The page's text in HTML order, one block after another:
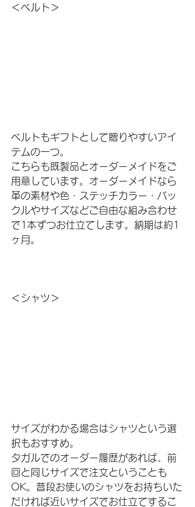
＜ベルト＞
ベルトもギフトとして贈りやすいアイ
テムの一つ。
こちらも既製品とオーダーメイドをご
用意しています。オーダーメイドなら
革の素材や色・ステッチカラー・バッ
クルやサイズなどご自由な組み合わせ
で1本ずつお仕立てします。納期は約1
ヶ月。
＜シャツ＞
サイズがわかる場合はシャツという選
択もおすすめ。
タガルでのオーダー履歴があれば、前
回と同じサイズで注文ということも
OK。普段お使いのシャツをお持ちいた
だければ近いサイズでお仕立てするこ